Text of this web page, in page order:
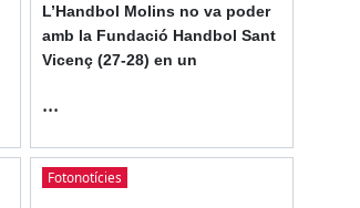
L’Handbol Molins no va poder
amb la Fundació Handbol Sant
Vicenç (27-28) en un
...
Fotonotícies